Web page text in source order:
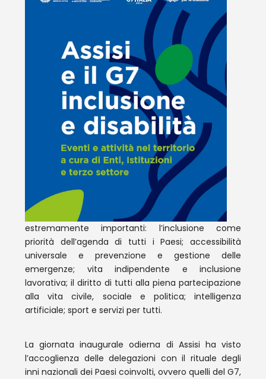
estremamente importanti: l’inclusione come
priorità dell’agenda di tutti i Paesi; accessibilità
universale e prevenzione e gestione delle
emergenze; vita indipendente e inclusione
lavorativa; il diritto di tutti alla piena partecipazione
alla vita civile, sociale e politica; intelligenza
artificiale; sport e servizi per tutti.
La giornata inaugurale odierna di Assisi ha visto
l’accoglienza delle delegazioni con il rituale degli
inni nazionali dei Paesi coinvolti, ovvero quelli del G7,